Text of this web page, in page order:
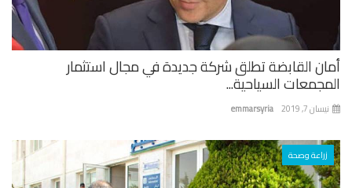
القابضة تطلق شركة جديدة في مجال استثمار
السياحية...
emmarsyria 7, 2019
زراعة وصحة